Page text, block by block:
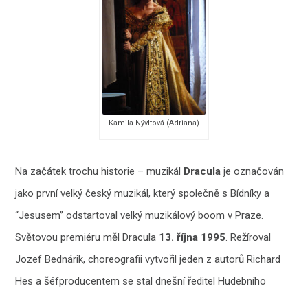
Kamila Nývltová (Adriana)
Na začátek trochu historie – muzikál Dracula je označován
jako první velký český muzikál, který společně s Bídníky a
“Jesusem” odstartoval velký muzikálový boom v Praze.
Světovou premiéru měl Dracula 13. října 1995. Režíroval
Jozef Bednárik, choreografii vytvořil jeden z autorů Richard
Hes a šéfproducentem se stal dnešní ředitel Hudebního